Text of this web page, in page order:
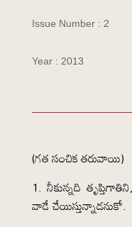
Issue Number : 2
Year : 2013
(గత సంచిక తరువాయి)
నీకున్నది
వాడే చేయిస్తున్నాడనుకో.